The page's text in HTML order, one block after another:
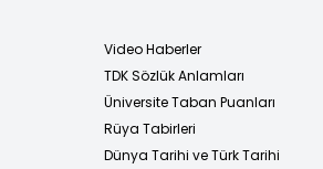
Video Haberler
TDK Sözlük Anlamları
Üniversite Taban Puanları
Rüya Tabirleri
Dünya Tarihi ve Türk Tarihi